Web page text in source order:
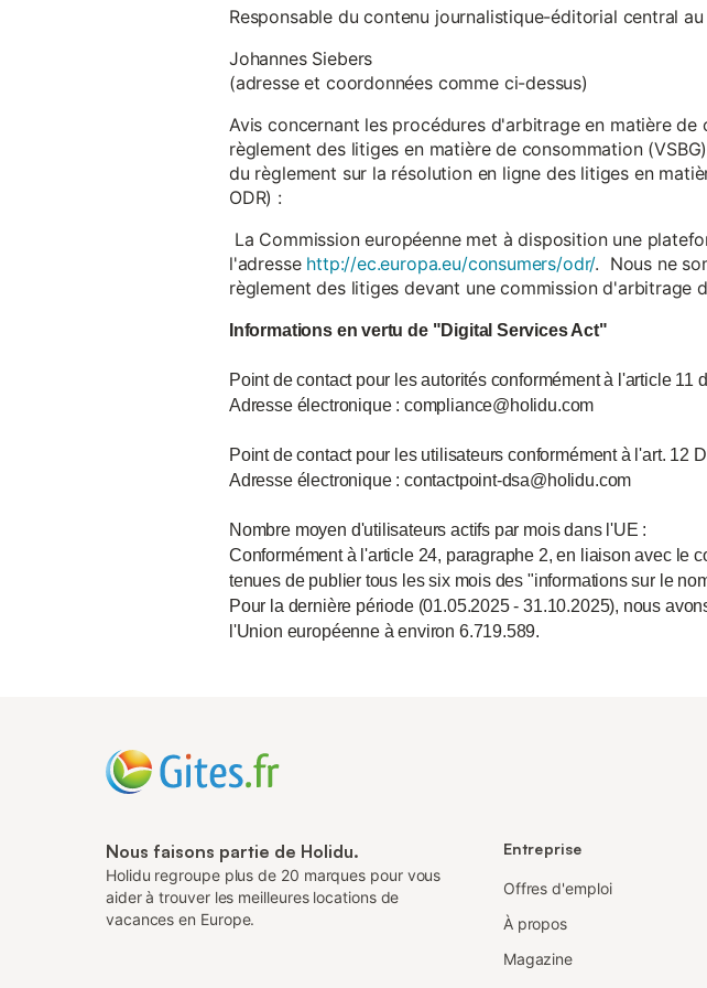
Responsable du contenu journalistique-éditorial central
Johannes Siebers
(adresse et coordonnées comme ci-dessus)
Avis concernant les procédures d'arbitrage en matière
règlement des litiges en matière de consommation
du règlement sur la résolution en ligne des litiges en
ODR) :
La Commission européenne met à disposition une
l'adresse http://ec.europa.eu/consumers/odr/. Nous ne
règlement des litiges devant une commission d'arbitrage
Informations en vertu de "Digital Services Act"
Point de contact pour les autorités conformément à l'article 11
Adresse électronique : compliance@holidu.com
Point de contact pour les utilisateurs conformément à l'art. 12
Adresse électronique : contactpoint-dsa@holidu.com
Nombre moyen d'utilisateurs actifs par mois dans l'UE :
Conformément à l'article 24, paragraphe 2, en liaison avec le
tenues de publier tous les six mois des "informations sur le
Pour la dernière période (01.05.2025 - 31.10.2025), nous
l'Union européenne à environ 6.719.589.
Nous faisons partie de Holidu.
Holidu regroupe plus de 20 marques pour vous
aider à trouver les meilleures locations de
vacances en Europe.
Entreprise
Offres d'emploi
À propos
Magazine